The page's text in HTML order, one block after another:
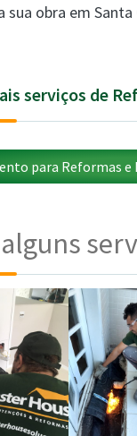
sua obra em Santa
serviços de
para Reformas e